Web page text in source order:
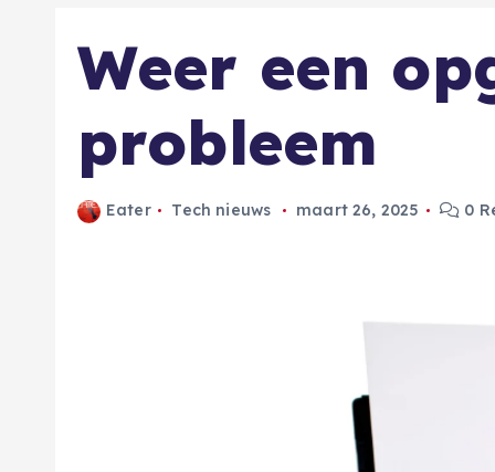
Weer een
probleem
Eater Tech nieuws maart 26, 2025 0